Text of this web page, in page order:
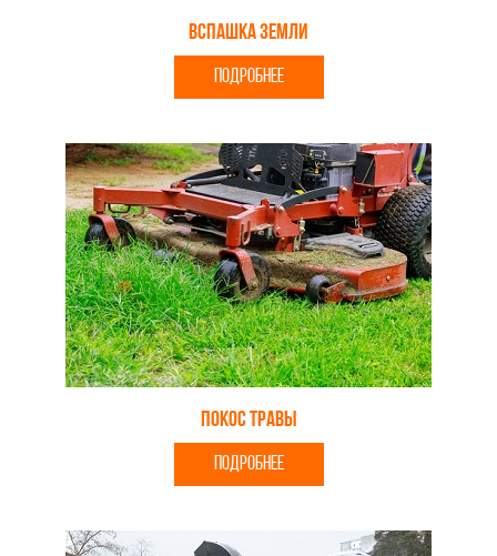
Вспашка земли
ПОДРОБНЕЕ
Покос травы
ПОДРОБНЕЕ